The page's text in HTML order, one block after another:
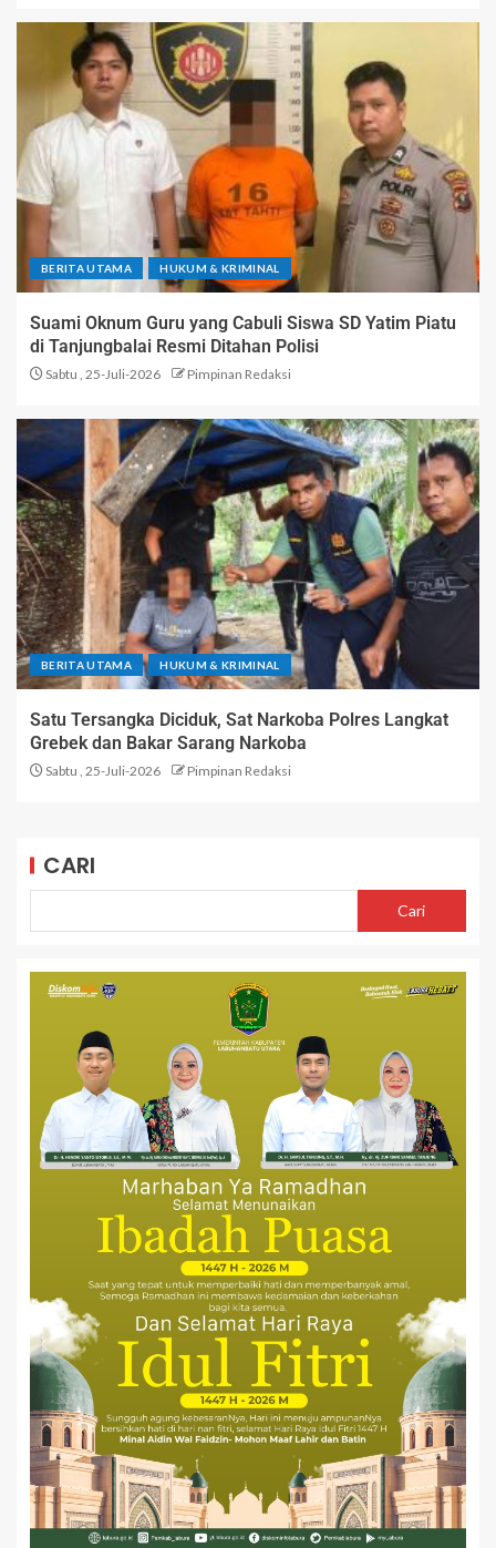
BERITA UTAMA HUKUM & KRIMINAL
Suami Oknum Guru yang Cabuli Siswa SD Yatim Piatu
di Tanjungbalai Resmi Ditahan Polisi
Sabtu , 25-Juli-2026 Pimpinan Redaksi
BERITA UTAMA HUKUM & KRIMINAL
Satu Tersangka Diciduk, Sat Narkoba Polres Langkat
Grebek dan Bakar Sarang Narkoba
Sabtu , 25-Juli-2026 Pimpinan Redaksi
CARI
Cari